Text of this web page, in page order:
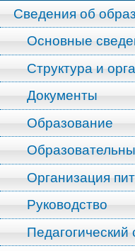
Сведения об
Основные
Структура и
Документы
Образование
Организация
Руководство
Педагогический